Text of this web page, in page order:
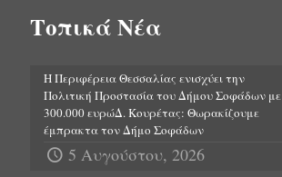
Τοπικά Νέα
Η Περιφέρεια Θεσσαλίας ενισχύει την
Πολιτική Προστασία του Δήμου Σοφάδων με
300.000 ευρώΔ. Κουρέτας: Θωρακίζουμε
έμπρακτα τον Δήμο Σοφάδων
5 Αυγούστου, 2026